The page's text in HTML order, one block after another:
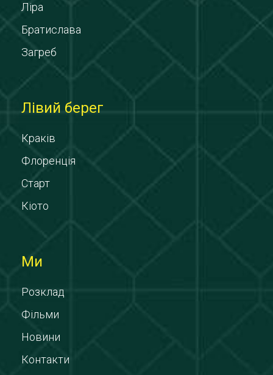
Ліра
Братислава
Загреб
Лівий берег
Краків
Флоренція
Старт
Кіото
Ми
Розклад
Фільми
Новини
Контакти